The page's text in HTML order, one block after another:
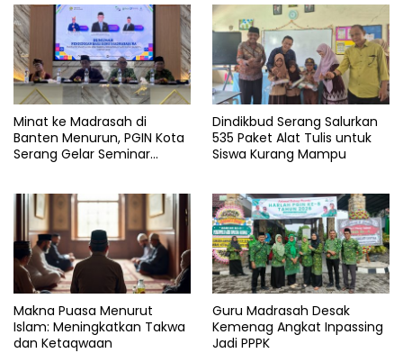
Minat ke Madrasah di
Banten Menurun, PGIN Kota
Serang Gelar Seminar
Dindikbud Serang Salurkan
535 Paket Alat Tulis untuk
Siswa Kurang Mampu
Makna Puasa Menurut
Islam: Meningkatkan Takwa
dan Ketaqwaan
Guru Madrasah Desak
Kemenag Angkat Inpassing
Jadi PPPK